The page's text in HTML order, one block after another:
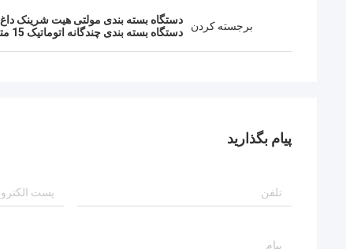
برجسته کردن دستگاه بسته بندی مولتی هیت شرینک داغ
دستگاه بسته بندی چندگانه اتوماتیک 15 متر در دقیقه
پیام بگذارید